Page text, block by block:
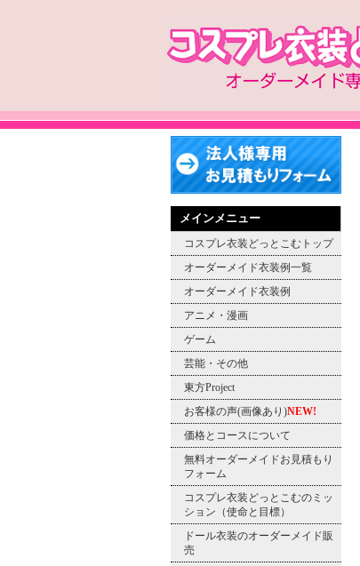
メインメニュー
コスプレ衣装どっとこむトップ
オーダーメイド衣装例一覧
オーダーメイド衣装例
アニメ・漫画
ゲーム
芸能・その他
東方Project
お客様の声(画像あり)NEW!
価格とコースについて
無料オーダーメイドお見積もり
フォーム
コスプレ衣装どっとこむのミッ
ション（使命と目標）
ドール衣装のオーダーメイド販
売